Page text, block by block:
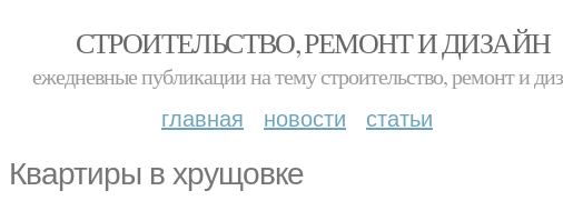
СТРОИТЕЛЬСТВО, РЕМОНТ И ДИЗАЙН
ежедневные публикации на тему строительство, ремонт и
главная новости статьи
Квартиры в хрущовке